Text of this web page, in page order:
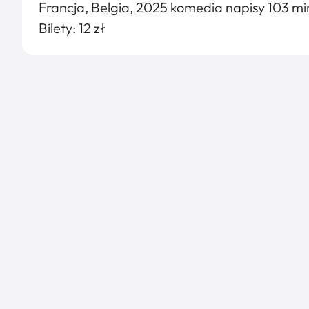
Francja, Belgia, 2025 komedia napisy 103
Bilety: 12 zł